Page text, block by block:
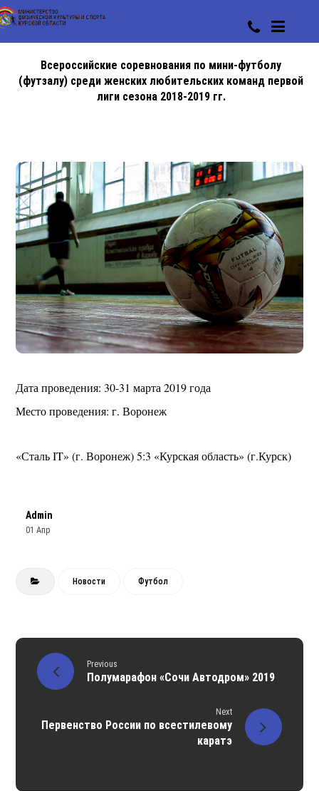
Всероссийские соревнования по мини-футболу
(футзалу) среди женских любительских команд первой
лиги сезона 2018-2019 гг.
Дата проведения: 30-31 марта 2019 года
Место проведения: г. Воронеж
«Сталь IT» (г. Воронеж) 5:3 «Курская область» (г.Курск)
Admin
01 Апр
Новости Футбол
Previous
Полумарафон «Сочи Автодром» 2019
Next
Первенство России по всестилевому
каратэ